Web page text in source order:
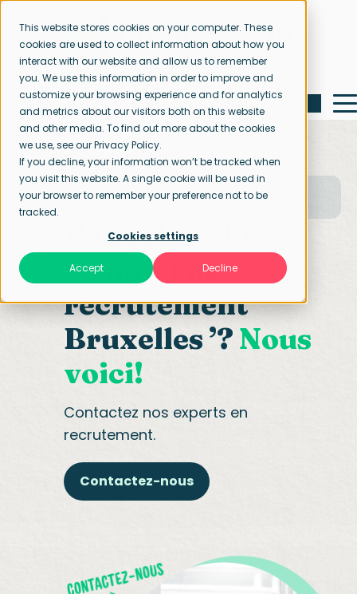
This website stores cookies on your computer. These
cookies are used to collect information about how you
interact with our website and allow us to remember
you. We use this information in order to improve and
customize your browsing experience and for analytics
and metrics about our visitors both on this website
and other media. To find out more about the cookies
we use, see our Privacy Policy.
If you decline, your information won’t be tracked when
you visit this website. A single cookie will be used in
your browser to remember your preference not to be
tracked.
Cookies settings
Accept Decline
Page d’accueil
Contactez-nous
Équipe de Bruxelles
Vous cherchez
‘cabinet de
recrutement
Bruxelles ’? Nous
voici!
Contactez nos experts en
recrutement.
Contactez-nous